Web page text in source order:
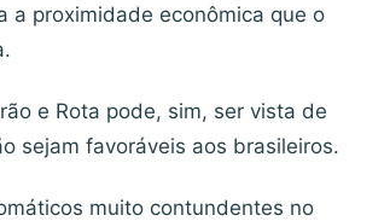
a proximidade econômica que o
e Rota pode, sim, ser vista de
sejam favoráveis aos brasileiros.
muito contundentes no